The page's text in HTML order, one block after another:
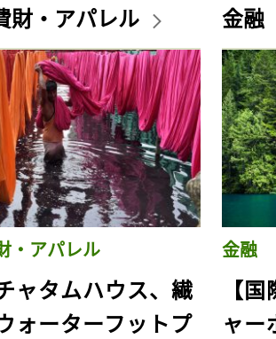
財・アパレル
・アパレル
ャタムハウス、繊
ォーターフットプ
金融
金融
【
ャー